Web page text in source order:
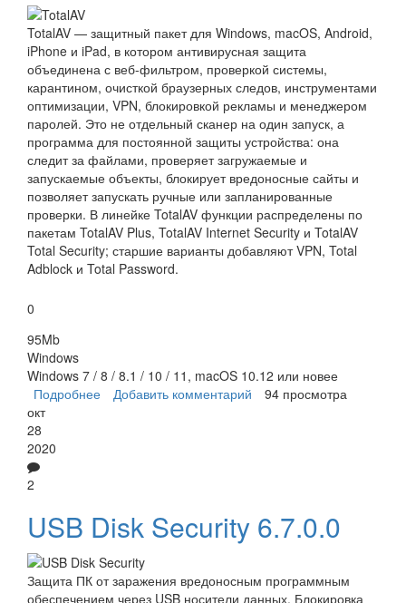
TotalAV — защитный пакет для Windows, macOS, Android,
iPhone и iPad, в котором антивирусная защита
объединена с веб-фильтром, проверкой системы,
карантином, очисткой браузерных следов, инструментами
оптимизации, VPN, блокировкой рекламы и менеджером
паролей. Это не отдельный сканер на один запуск, а
программа для постоянной защиты устройства: она
следит за файлами, проверяет загружаемые и
запускаемые объекты, блокирует вредоносные сайты и
позволяет запускать ручные или запланированные
проверки. В линейке TotalAV функции распределены по
пакетам TotalAV Plus, TotalAV Internet Security и TotalAV
Total Security; старшие варианты добавляют VPN, Total
Adblock и Total Password.
0
95Mb
Windows
Windows 7 / 8 / 8.1 / 10 / 11, macOS 10.12 или новее
Подробнее о TotalAV
Добавить комментарий
94 просмотра
окт
28
2020
2
USB Disk Security 6.7.0.0
Защита ПК от заражения вредоносным программным
обеспечением через USB носители данных. Блокировка